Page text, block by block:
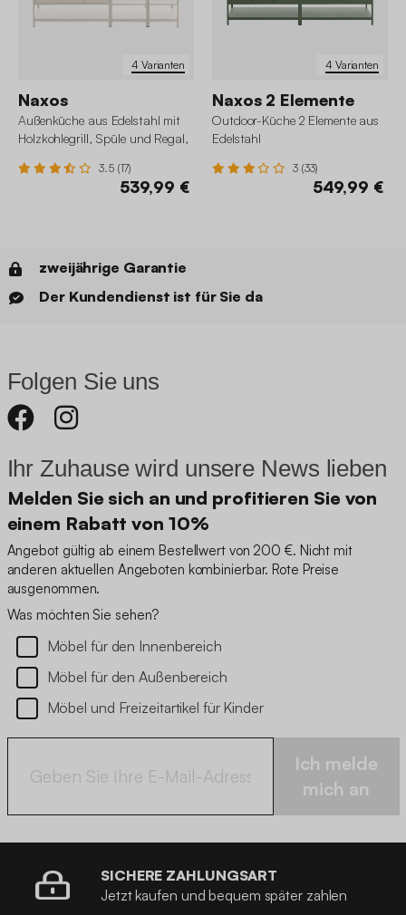
4 Varianten
Naxos
Außenküche aus Edelstahl mit
Holzkohlegrill, Spüle und Regal,
3.5 (17)
539,99 €
4 Varianten
Naxos 2 Elemente
Outdoor-Küche 2 Elemente aus
Edelstahl
3 (33)
549,99 €
zweijährige Garantie
Der Kundendienst ist für Sie da
Folgen Sie uns
Ihr Zuhause wird unsere News lieben
Melden Sie sich an und profitieren Sie von
einem Rabatt von 10%
Angebot gültig ab einem Bestellwert von 200 €. Nicht mit
anderen aktuellen Angeboten kombinierbar. Rote Preise
ausgenommen.
Was möchten Sie sehen?
Möbel für den Innenbereich
Möbel für den Außenbereich
Möbel und Freizeitartikel für Kinder
Ich melde
mich an
SICHERE ZAHLUNGSART
Jetzt kaufen und bequem später zahlen